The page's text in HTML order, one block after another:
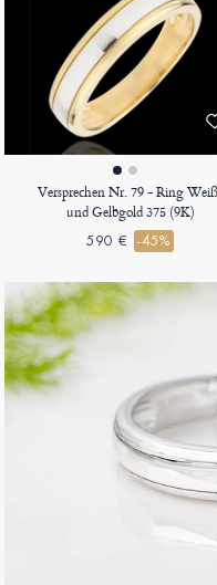
Versprechen Nr. 79 - Ring
und Gelbgold 375 (9K)
590 € -45%